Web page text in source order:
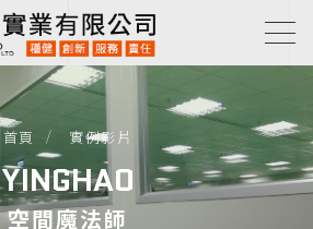
首頁 實例影片
空間魔法師
YINGHAO